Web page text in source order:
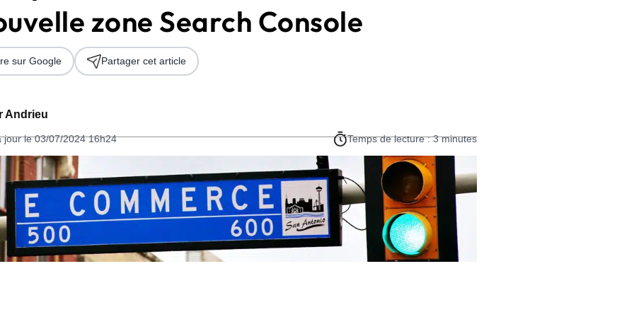
zone Search Console
Andrieu
jour le 03/07/2024 16h24 Temps de lecture : 3 minutes
sur Google Partager cet article